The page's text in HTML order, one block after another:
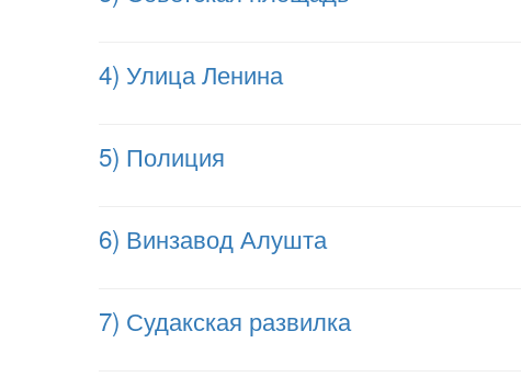
4) Улица Ленина
5) Полиция
6) Винзавод Алушта
7) Судакская развилка